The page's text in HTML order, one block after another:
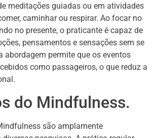
meditações guiadas ou em atividades
caminhar ou respirar. Ao focar no
no presente, o praticante é capaz de
pensamentos e sensações sem se
abordagem permite que os eventos
como passageiros, o que reduz a
do Mindfulness.
são amplamente